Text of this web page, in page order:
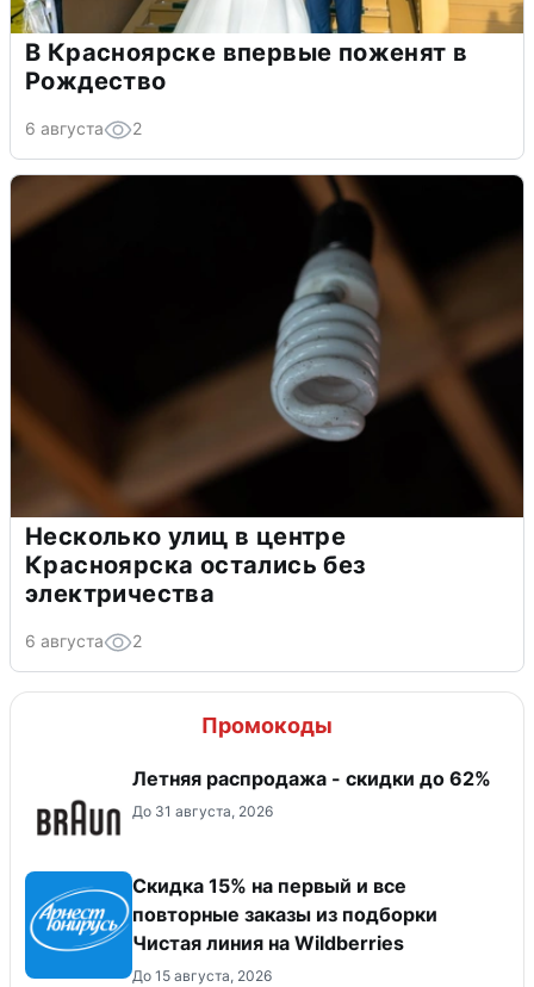
В Красноярске впервые поженят в
Рождество
6 августа 2
Несколько улиц в центре
Красноярска остались без
электричества
6 августа 2
Промокоды
Летняя распродажа - скидки до 62%
До 31 августа, 2026
Скидка 15% на первый и все
повторные заказы из подборки
Чистая линия на Wildberries
До 15 августа, 2026